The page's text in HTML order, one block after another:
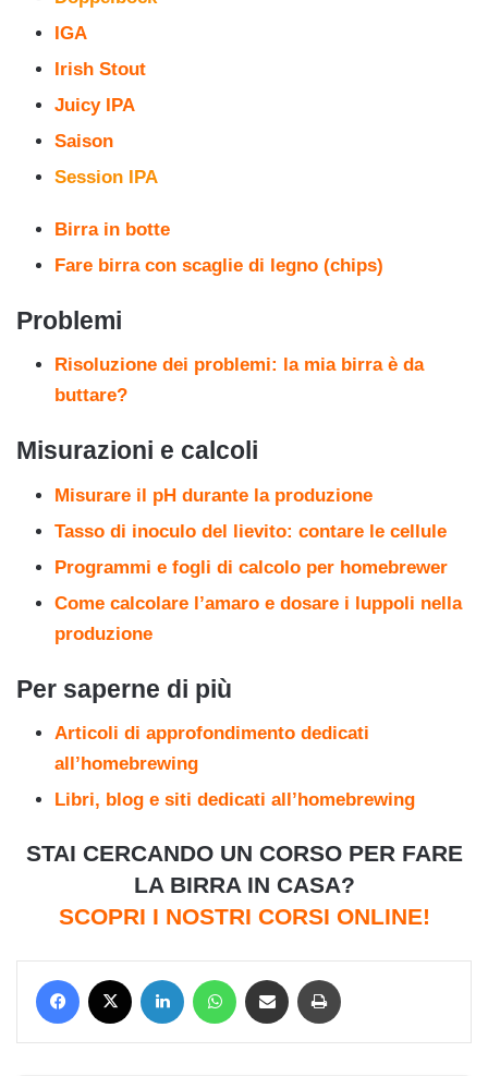
IGA
Irish Stout
Juicy IPA
Saison
Session IPA
Birra in botte
Fare birra con scaglie di legno (chips)
Problemi
Risoluzione dei problemi: la mia birra è da
buttare?
Misurazioni e calcoli
Misurare il pH durante la produzione
Tasso di inoculo del lievito: contare le cellule
Programmi e fogli di calcolo per homebrewer
Come calcolare l’amaro e dosare i luppoli nella
produzione
Per saperne di più
Articoli di approfondimento dedicati
all’homebrewing
Libri, blog e siti dedicati all’homebrewing
STAI CERCANDO UN CORSO PER FARE
LA BIRRA IN CASA?
SCOPRI I NOSTRI CORSI ONLINE!
Facebook LinkedIn WhatsApp Condividi via mail